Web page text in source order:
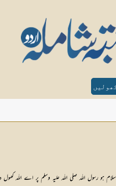
ہو رسول اللہ صلی اللہ علیہ وسلم پر اے